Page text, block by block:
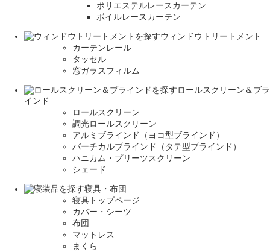
ポリエステルレースカーテン
ボイルレースカーテン
ウィンドウトリートメント
カーテンレール
タッセル
窓ガラスフィルム
ロールスクリーン＆ブラ
インド
ロールスクリーン
調光ロールスクリーン
アルミブラインド（ヨコ型ブラインド）
バーチカルブラインド（タテ型ブラインド）
ハニカム・プリーツスクリーン
シェード
寝具・布団
寝具トップページ
カバー・シーツ
布団
マットレス
まくら